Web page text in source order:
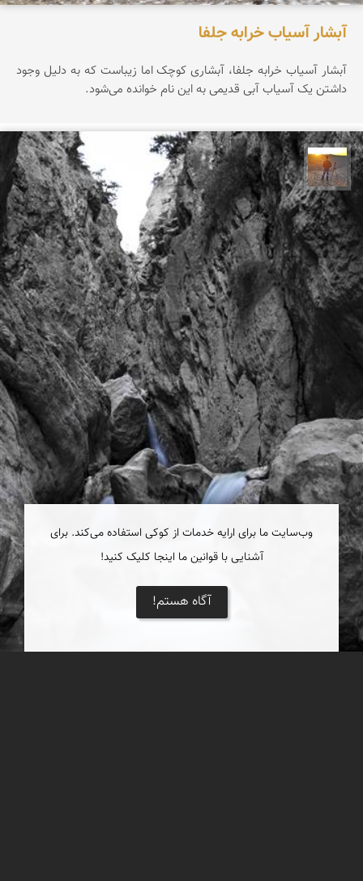
آبشار آسیاب خرابه جلفا
آبشار آسیاب خرابه جلفا، آبشاری کوچک اما زیباست که به دلیل وجود
داشتن یک آسیاب آبی قدیمی به این نام خوانده می‌شود.
مهدی مخلصیان
وب‌سایت ما برای ارایه خدمات از کوکی استفاده می‌کند. برای
آشنایی با قوانین ما اینجا کلیک کنید!
آگاه هستم!